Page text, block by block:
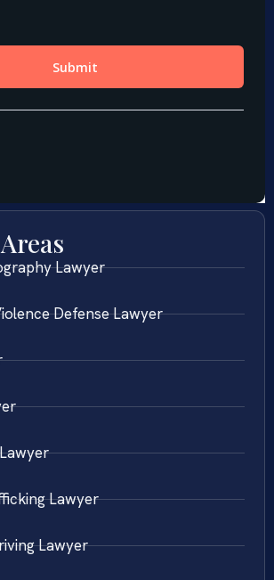
Lawyer
Defense Lawyer
Lawyer
Lawyer